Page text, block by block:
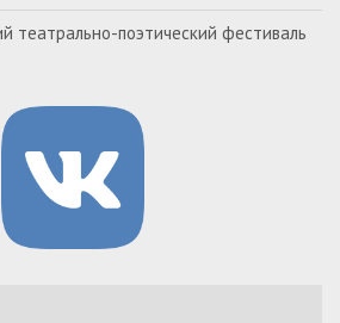
театрально-поэтический фестиваль